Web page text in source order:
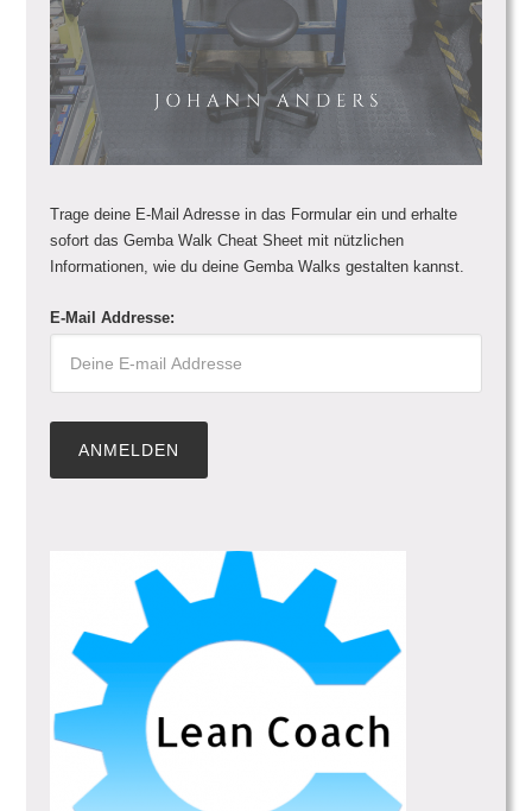
Trage deine E-Mail Adresse in das Formular ein und erhalte
sofort das Gemba Walk Cheat Sheet mit nützlichen
Informationen, wie du deine Gemba Walks gestalten kannst.
E-Mail Addresse: